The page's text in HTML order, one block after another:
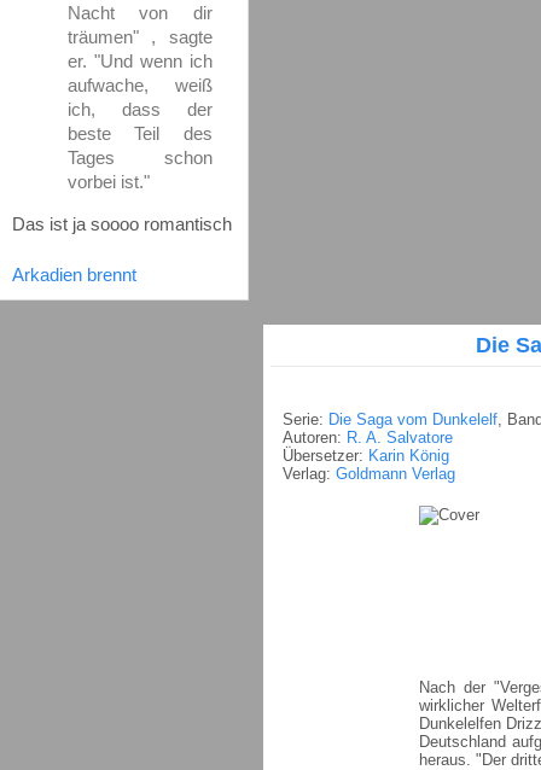
Nacht von dir
träumen" , sagte
er. "Und wenn ich
aufwache, weiß
ich, dass der
beste Teil des
Tages schon
vorbei ist."
Das ist ja soooo romantisch
Arkadien brennt
Die
Serie: Die Saga vom Dunkelelf,
Autoren: R. A. Salvatore
Übersetzer: Karin König
Verlag: Goldmann Verlag
Nach der
wirklicher
Dunkelelfen
Deutschland
heraus. "Der